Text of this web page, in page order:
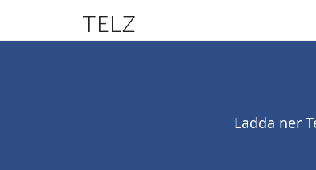
TELZ
Ladda ner